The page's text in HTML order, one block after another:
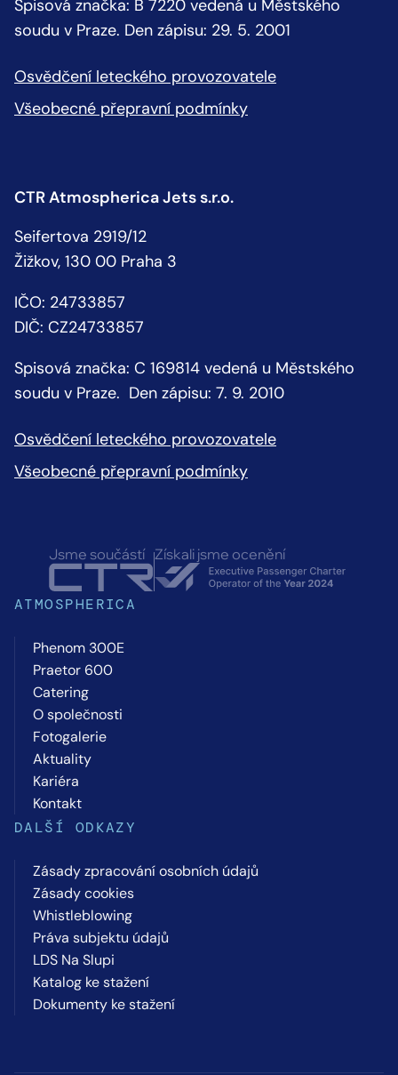
Spisová značka: B 7220 vedená u Městského
soudu v Praze. Den zápisu: 29. 5. 2001
Osvědčení leteckého provozovatele
Všeobecné přepravní podmínky
CTR Atmospherica Jets s.r.o.
Seifertova 2919/12
Žižkov, 130 00 Praha 3
IČO: 24733857
DIČ: CZ24733857
Spisová značka: C 169814 vedená u Městského
soudu v Praze. Den zápisu: 7. 9. 2010
Osvědčení leteckého provozovatele
Všeobecné přepravní podmínky
Jsme součástí Získali jsme ocenění
ATMOSPHERICA
Phenom 300E
Praetor 600
Catering
O společnosti
Fotogalerie
Aktuality
Kariéra
Kontakt
DALŠÍ ODKAZY
Zásady zpracování osobních údajů
Zásady cookies
Whistleblowing
Práva subjektu údajů
LDS Na Slupi
Katalog ke stažení
Dokumenty ke stažení